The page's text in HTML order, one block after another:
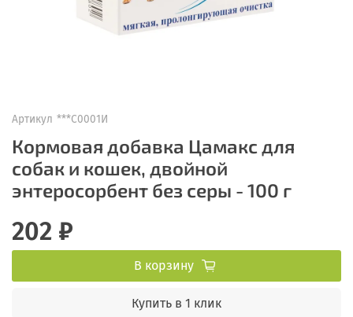
Артикул ***С0001И
Кормовая добавка Цамакс для
собак и кошек, двойной
энтеросорбент без серы - 100 г
202 ₽
В корзину
Купить в 1 клик